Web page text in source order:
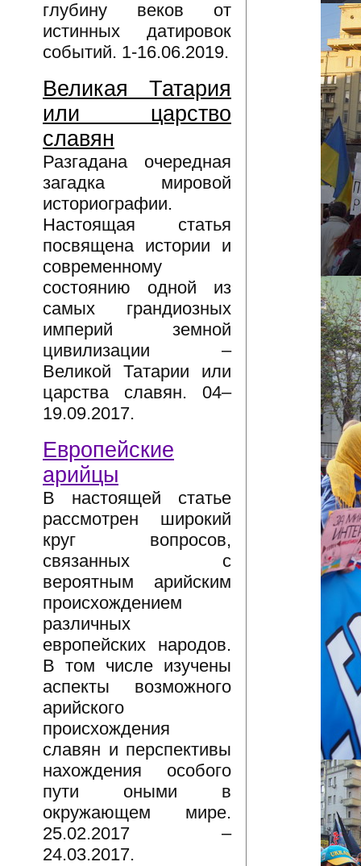
глубину веков от
истинных датировок
событий. 1-16.06.2019.
Великая Татария
или царство
славян
Разгадана очередная
загадка мировой
историографии.
Настоящая статья
посвящена истории и
современному
состоянию одной из
самых грандиозных
империй земной
цивилизации –
Великой Татарии или
царства славян. 04–
19.09.2017.
Европейские
арийцы
В настоящей статье
рассмотрен широкий
круг вопросов,
связанных с
вероятным арийским
происхождением
различных
европейских народов.
В том числе изучены
аспекты возможного
арийского
происхождения
славян и перспективы
нахождения особого
пути оными в
окружающем мире.
25.02.2017 –
24.03.2017.